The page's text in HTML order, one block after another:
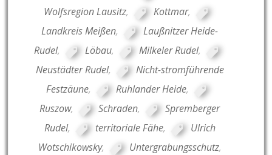
Wolfsregion Lausitz, Kottmar,
Landkreis Meißen,
Laußnitzer Heide-
Rudel, Löbau, Milkeler Rudel,
Neustädter Rudel,
Nicht-stromführende
Festzäune, Ruhlander Heide,
Ruszow, Schraden,
Spremberger
Rudel, territoriale Fähe,
Ulrich
Wotschikowsky, Untergrabungsschutz,